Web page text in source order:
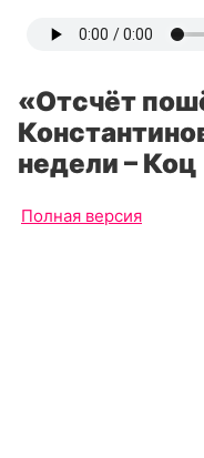
«Отсчёт
недели – Коц
Полная версия